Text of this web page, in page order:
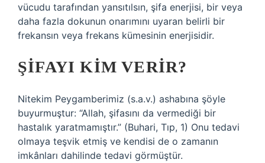
vücudu tarafından yansıtılsın, şifa enerjisi, bir veya
daha fazla dokunun onarımını uyaran belirli bir
frekansın veya frekans kümesinin enerjisidir.
ŞIFAYI KIM VERIR?
Nitekim Peygamberimiz (s.a.v.) ashabına şöyle
buyurmuştur: “Allah, şifasını da vermediği bir
hastalık yaratmamıştır.” (Buhari, Tıp, 1) Onu tedavi
olmaya teşvik etmiş ve kendisi de o zamanın
imkânları dahilinde tedavi görmüştür.